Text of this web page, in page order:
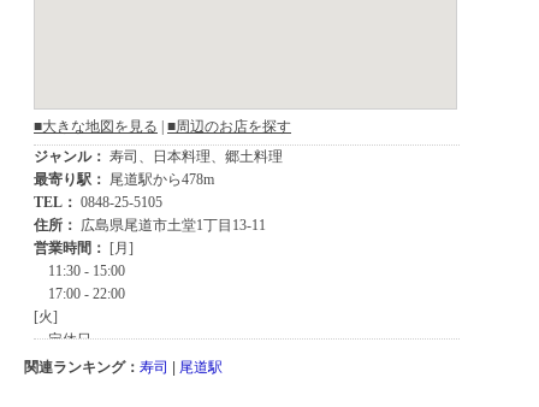
関連ランキング： 寿司 尾道駅